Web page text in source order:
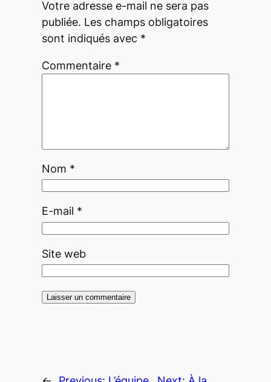
Votre adresse e-mail ne sera pas
publiée. Les champs obligatoires
sont indiqués avec *
Commentaire *
Nom *
E-mail *
Site web